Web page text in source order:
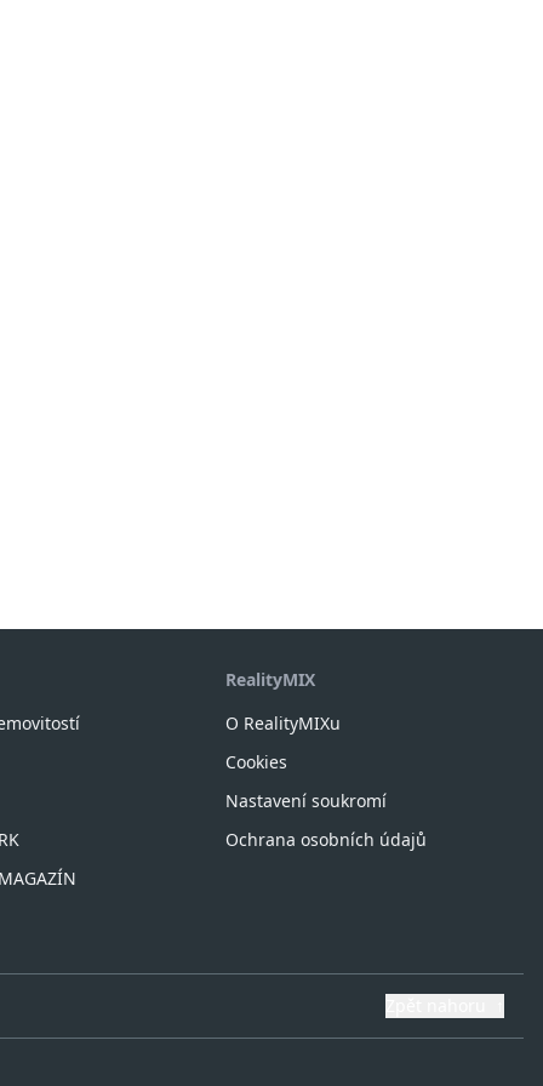
RealityMIX
O RealityMIXu
Cookies
Nastavení soukromí
Ochrana osobních údajů